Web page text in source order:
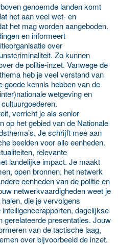
genoemde landen komt
het aan veel wet- en
het mag worden aangeboden.
en informeert
over
Zo kunnen
de politie-inzet. Vanwege de
heb je veel verstand van
kennis hebben van de
wetgeving en
verricht je als senior
op het gebied van de Nationale
Je schrijft mee aan
beelden voor alle eenheden.
relevante
landelijke impact. Je maakt
open bronnen, het netwerk
eenheden van de politie en
netwerkvaardigheden weet je
die je vervolgens
dagelijkse
gerelateerde presentaties. Jouw
van de tactische laag,
over bijvoorbeeld de inzet.